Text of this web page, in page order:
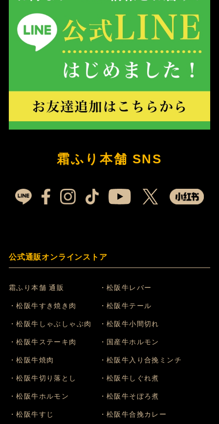
霜ふり本舗 SNS
公式通販オンラインストア
霜ふり本舗 通販
・松阪牛すき焼き肉
・松阪牛しゃぶしゃぶ肉
・松阪牛ステーキ肉
・松阪牛焼肉
・松阪牛切り落とし
・松阪牛ホルモン
・松阪牛すじ
・松阪牛レバー
・松阪牛テール
・松阪牛小間切れ
・国産牛ホルモン
・松阪牛入り合挽ミンチ
・松阪牛しぐれ煮
・松阪牛そぼろ煮
・松阪牛合挽カレー